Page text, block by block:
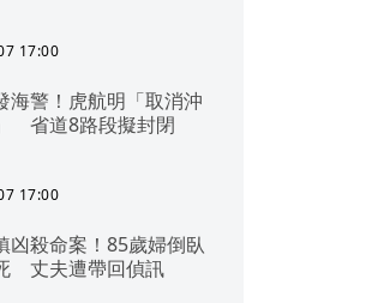
17:00
海警！虎航明「取消沖
省道8路段擬封閉
17:00
凶殺命案！85歲婦倒臥
丈夫遭帶回偵訊